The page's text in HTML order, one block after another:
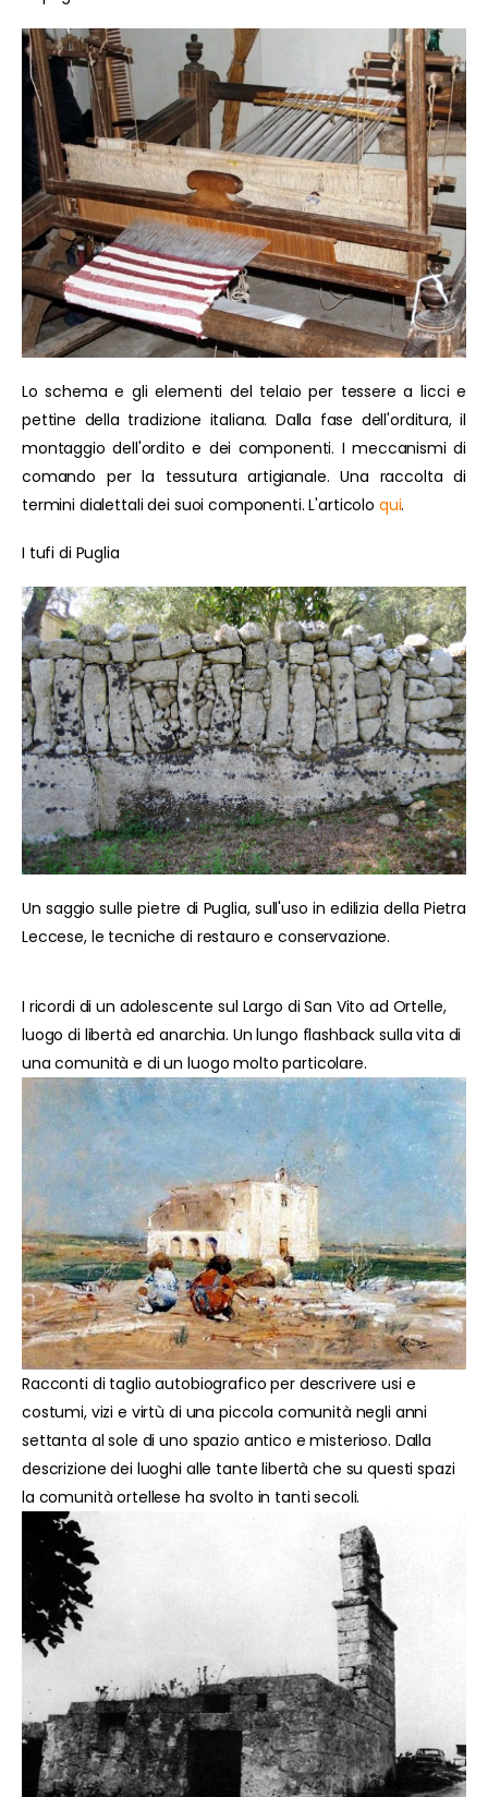
Lo schema e gli elementi del telaio per tessere a licci e
pettine della tradizione italiana. Dalla fase dell'orditura, il
montaggio dell'ordito e dei componenti. I meccanismi di
comando per la tessutura artigianale. Una raccolta di
termini dialettali dei suoi componenti. L'articolo qui.
I tufi di Puglia
Un saggio sulle pietre di Puglia, sull'uso in edilizia della Pietra
Leccese, le tecniche di restauro e conservazione.
I ricordi di un adolescente sul Largo di San Vito ad Ortelle,
luogo di libertà ed anarchia. Un lungo flashback sulla vita di
una comunità e di un luogo molto particolare.
Racconti di taglio autobiografico per descrivere usi e
costumi, vizi e virtù di una piccola comunità negli anni
settanta al sole di uno spazio antico e misterioso. Dalla
descrizione dei luoghi alle tante libertà che su questi spazi
la comunità ortellese ha svolto in tanti secoli.